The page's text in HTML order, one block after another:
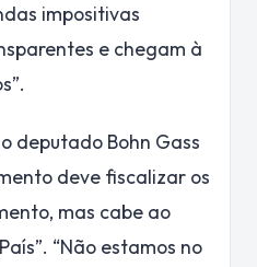
impositivas
e chegam à
deputado Bohn Gass
deve fiscalizar os
mas cabe ao
“Não estamos no